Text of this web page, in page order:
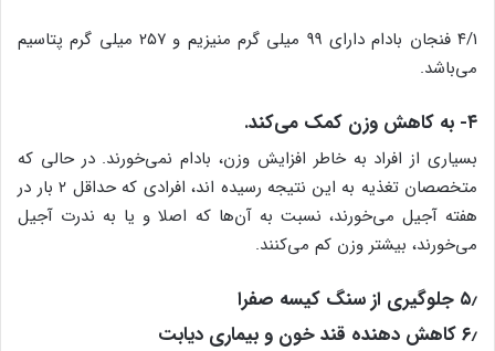
۴/۱ فنجان بادام دارای ۹۹ میلی گرم منیزیم و ۲۵۷ میلی گرم پتاسیم
می‌باشد.
۴- به کاهش وزن کمک می‌کند.
بسیاری از افراد به خاطر افزایش وزن، بادام نمی‌خورند. در حالی که
متخصصان تغذیه به این نتیجه رسیده اند، افرادی که حداقل ۲ بار در
هفته آجیل می‌خورند، نسبت به آن‌ها که اصلا و یا به ندرت آجیل
می‌خورند، بیشتر وزن کم می‌کنند.
۵٫ جلوگیری از سنگ کیسه صفرا
۶٫ کاهش دهنده قند خون و بیماری دیابت